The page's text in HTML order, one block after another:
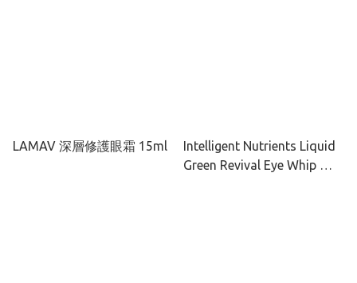
LAMAV 深層修護眼霜 15ml
Intelligent Nutrients Liquid
Green Revival Eye Whip 再